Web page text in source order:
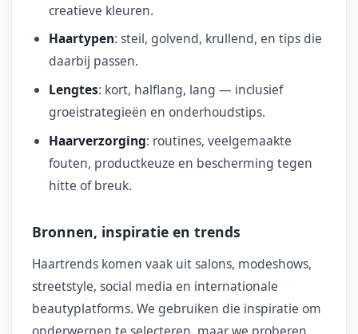
creatieve kleuren.
Haartypen: steil, golvend, krullend, en tips die
daarbij passen.
Lengtes: kort, halflang, lang — inclusief
groeistrategieën en onderhoudstips.
Haarverzorging: routines, veelgemaakte
fouten, productkeuze en bescherming tegen
hitte of breuk.
Bronnen, inspiratie en trends
Haartrends komen vaak uit salons, modeshows,
streetstyle, social media en internationale
beautyplatforms. We gebruiken die inspiratie om